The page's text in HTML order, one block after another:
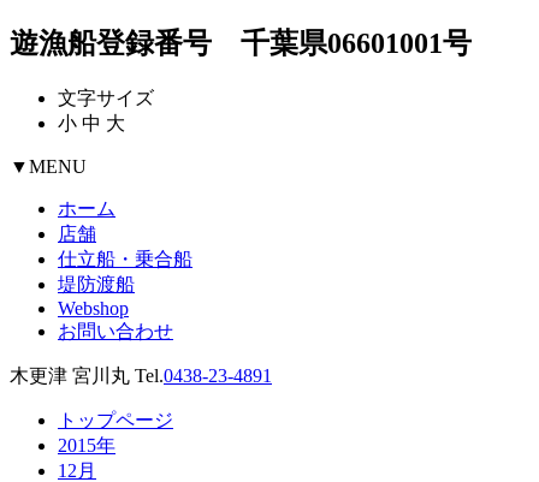
遊漁船登録番号 千葉県06601001号
文字サイズ
小 中 大
▼MENU
ホーム
店舗
仕立船・乗合船
堤防渡船
Webshop
お問い合わせ
木更津 宮川丸 Tel.0438-23-4891
トップページ
2015年
12月